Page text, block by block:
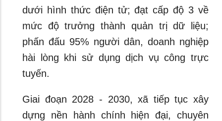
dưới hình thức điện tử; đạt cấp độ 3 về
mức độ trưởng thành quản trị dữ liệu;
phấn đấu 95% người dân, doanh nghiệp
hài lòng khi sử dụng dịch vụ công trực
tuyến.
Giai đoạn 2028 - 2030, xã tiếp tục xây
dựng nền hành chính hiện đại, chuyên